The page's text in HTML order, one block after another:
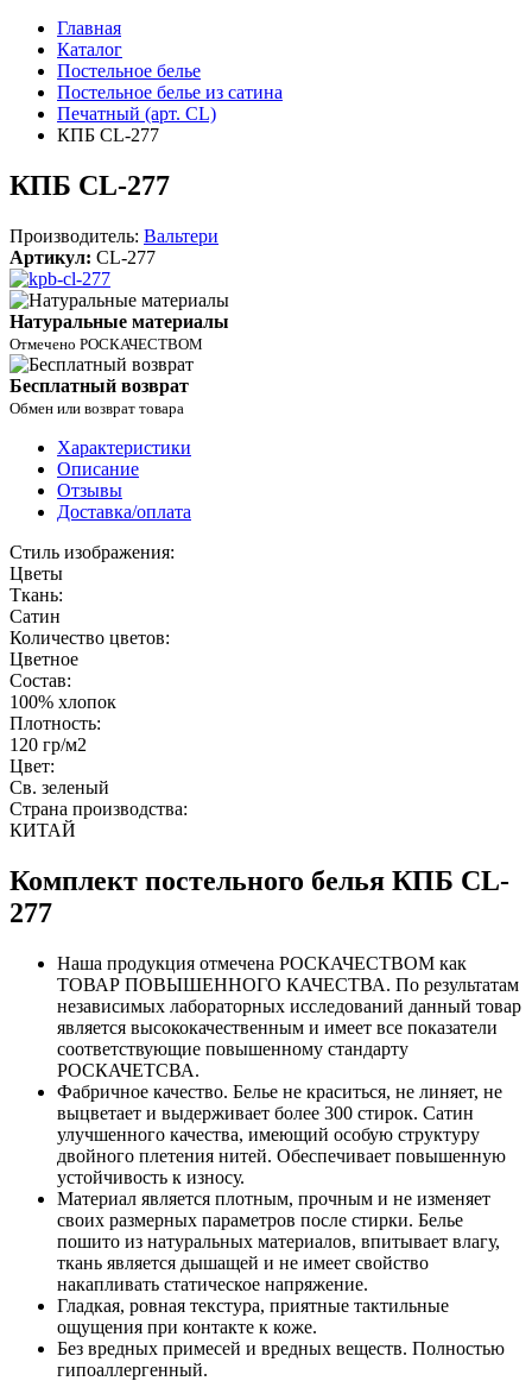
Главная
Каталог
Постельное белье
Постельное белье из сатина
Печатный (арт. СL)
КПБ CL-277
КПБ CL-277
Производитель: Вальтери
Артикул: CL-277
Натуральные материалы
Отмечено РОСКАЧЕСТВОМ
Бесплатный возврат
Обмен или возврат товара
Характеристики
Описание
Отзывы
Доставка/оплата
Стиль изображения:
Цветы
Ткань:
Сатин
Количество цветов:
Цветное
Состав:
100% хлопок
Плотность:
120 гр/м2
Цвет:
Св. зеленый
Страна производства:
КИТАЙ
Комплект постельного белья КПБ CL-
277
Наша продукция отмечена РОСКАЧЕСТВОМ как
ТОВАР ПОВЫШЕННОГО КАЧЕСТВА. По результатам
независимых лабораторных исследований данный товар
является высококачественным и имеет все показатели
соответствующие повышенному стандарту
РОСКАЧЕТСВА.
Фабричное качество. Белье не краситься, не линяет, не
выцветает и выдерживает более 300 стирок. Сатин
улучшенного качества, имеющий особую структуру
двойного плетения нитей. Обеспечивает повышенную
устойчивость к износу.
Материал является плотным, прочным и не изменяет
своих размерных параметров после стирки. Белье
пошито из натуральных материалов, впитывает влагу,
ткань является дышащей и не имеет свойство
накапливать статическое напряжение.
Гладкая, ровная текстура, приятные тактильные
ощущения при контакте к коже.
Без вредных примесей и вредных веществ. Полностью
гипоаллергенный.